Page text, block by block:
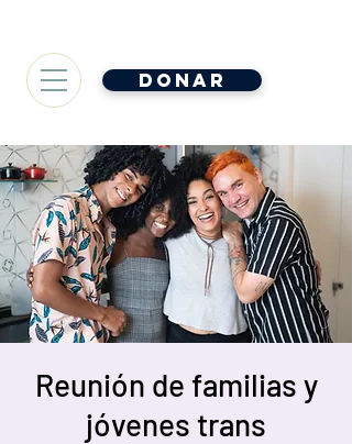
Donar
Reunión de familias y
jóvenes trans